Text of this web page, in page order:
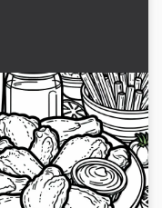
en plat
Modèle à
le modèle de
de Chicken Wings
Téléchargez-le